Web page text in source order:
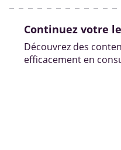
Continuez votre
Découvrez des
efficacement en